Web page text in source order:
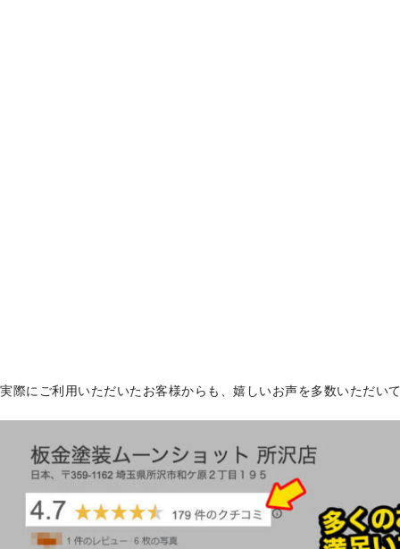
実際にご利用いただいたお客様からも、嬉しいお声を多数いただい